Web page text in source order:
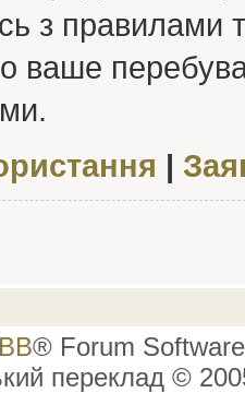
з правилами
ваше
|
® Forum
переклад ©